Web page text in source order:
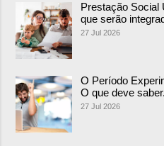
Prestação Social
que serão
27 Jul 2026
O Período
O que deve saber.
27 Jul 2026